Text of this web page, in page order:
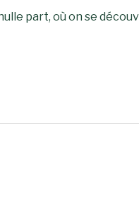
part, où on se